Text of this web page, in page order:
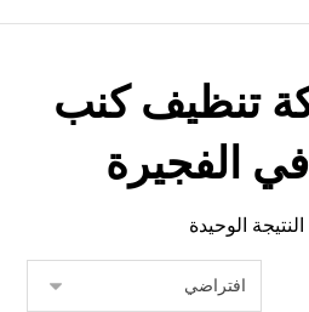
تنظيف كنب
الفجيرة
الوحيدة